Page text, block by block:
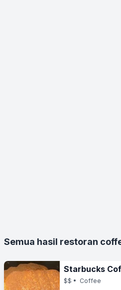
Semua hasil restoran
Starbucks
$$ • Coffee